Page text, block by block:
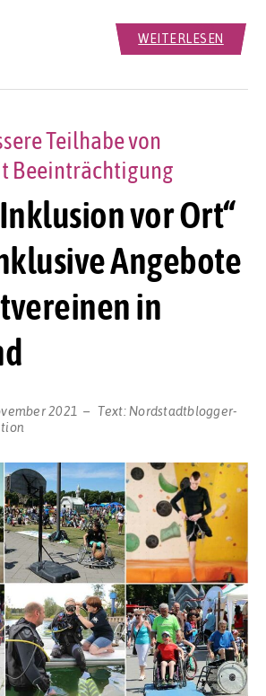
WEITERLESEN
vor Ort“
Angebote
in
Teilhabe von
Beeinträchtigung
2021 Text: Nordstadtblogger-